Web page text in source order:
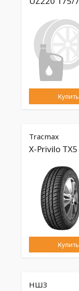
Купить
Tracmax
X-Privilo
Купить
НШЗ